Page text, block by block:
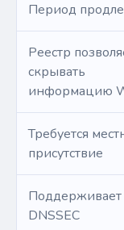
Период
Реестр
скрывать
информацию
Требуется
присутствие
Поддерживает
DNSSEC